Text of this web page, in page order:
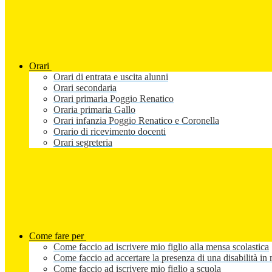
Orari
Orari di entrata e uscita alunni
Orari secondaria
Orari primaria Poggio Renatico
Oraria primaria Gallo
Orari infanzia Poggio Renatico e Coronella
Orario di ricevimento docenti
Orari segreteria
Come fare per
Come faccio ad iscrivere mio figlio alla mensa scolastica
Come faccio ad accertare la presenza di una disabilità
Come faccio ad iscrivere mio figlio a scuola